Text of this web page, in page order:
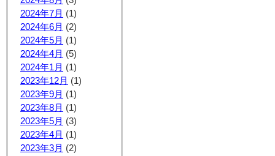
2024年7月 (1)
2024年6月 (2)
2024年5月 (1)
2024年4月 (5)
2024年1月 (1)
2023年12月 (1)
2023年9月 (1)
2023年8月 (1)
2023年5月 (3)
2023年4月 (1)
2023年3月 (2)